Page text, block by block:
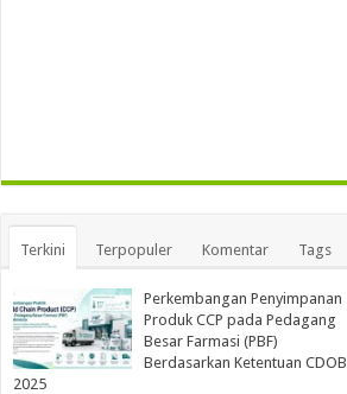
Terkini Terpopuler Komentar Tags
Perkembangan Penyimpanan
Produk CCP pada Pedagang
Besar Farmasi (PBF)
Berdasarkan Ketentuan CDOB
2025